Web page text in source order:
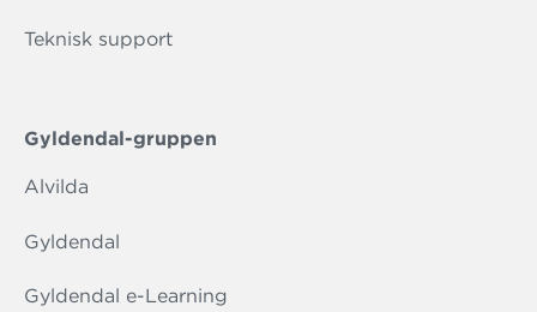
Teknisk support
Gyldendal-gruppen
Alvilda
Gyldendal
Gyldendal e-Learning